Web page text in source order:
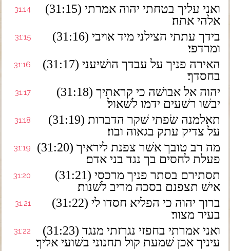
31:14
(31:15) ואני עליך בטחתי יהוה אמרתי
אלהי אתה׃
31:15
(31:16) בידך עתתי הצילני מיד אויבי
ומרדפי׃
31:16
(31:17) האירה פניך על עבדך הושׁיעני
בחסדך׃
31:17
(31:18) יהוה אל אבושׁה כי קראתיך
יבשׁו רשׁעים ידמו לשׁאול׃
31:18
(31:19) תאלמנה שׂפתי שׁקר הדברות
על צדיק עתק בגאוה ובוז׃
31:19
(31:20) מה רב טובך אשׁר צפנת ליראיך
פעלת לחסים בך נגד בני אדם׃
31:20
(31:21) תסתירם בסתר פניך מרכסי
אישׁ תצפנם בסכה מריב לשׁנות׃
31:21
(31:22) ברוך יהוה כי הפליא חסדו לי
בעיר מצור׃
31:22
(31:23) ואני אמרתי בחפזי נגרזתי מנגד
עיניך אכן שׁמעת קול תחנוני בשׁועי אליך׃